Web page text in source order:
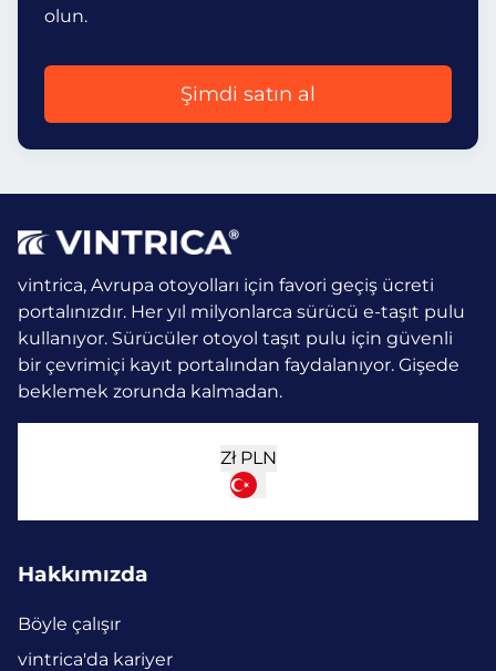
olun.
Şimdi satın al
vintrica, Avrupa otoyolları için favori geçiş ücreti
portalınızdır. Her yıl milyonlarca sürücü e-taşıt pulu
kullanıyor. Sürücüler otoyol taşıt pulu için güvenli
bir çevrimiçi kayıt portalından faydalanıyor. Gişede
beklemek zorunda kalmadan.
Zł PLN
Hakkımızda
Böyle çalışır
vintrica'da kariyer